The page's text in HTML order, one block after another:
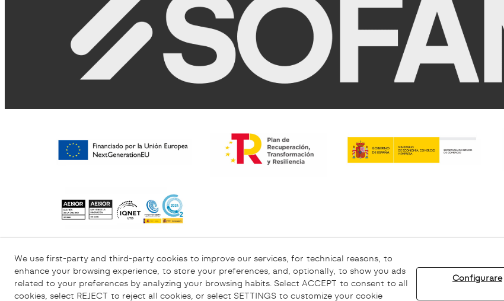
Informativa sulla Privacy Informativa sui Cookie Avviso Legale Canale Etico
© 08/2026 Sofamel - Tutti i diritti riservati.
We use first-party and third-party cookies to improve our services, for technical reasons, to
enhance your browsing experience, to store your preferences, and, optionally, to show you ads
related to your preferences by analyzing your browsing habits. Select ACCEPT to consent to all
cookies, select REJECT to reject all cookies, or select SETTINGS to customize your cookie
Configurare